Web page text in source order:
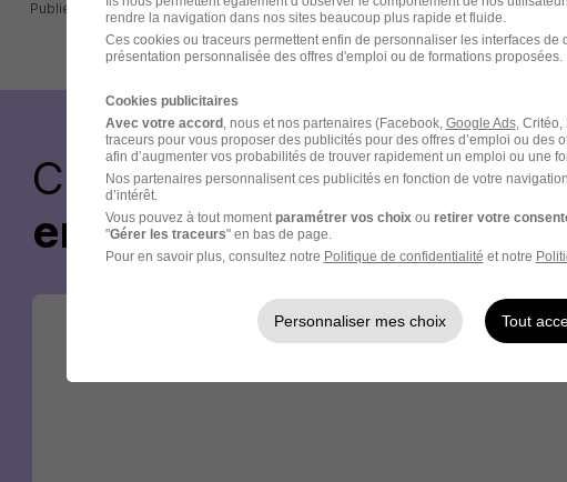
Publiée le 22/07/2026 - Réf : 307-O03-0004607_01C
Créez votre compte
envoyez votre
rendre la navigation dans nos sites beaucoup plus rapide et fluide.
Ces cookies ou traceurs permettent enfin de personnaliser les interfaces de
présentation personnalisée des offres d'emploi ou de formations proposées.
Cookies publicitaires
Avec votre accord, nous et nos partenaires (Facebook, Google Ads, Critéo,
traceurs pour vous proposer des publicités pour des offres d’emploi ou des
afin d’augmenter vos probabilités de trouver rapidement un emploi ou une
Nos partenaires personnalisent ces publicités en fonction de votre
d’intérêt.
Vous pouvez à tout moment paramétrer vos choix ou retirer votre
"Gérer les traceurs" en bas de page.
Pour en savoir plus, consultez notre Politique de confidentialité et notre
Personnaliser mes choix Tout